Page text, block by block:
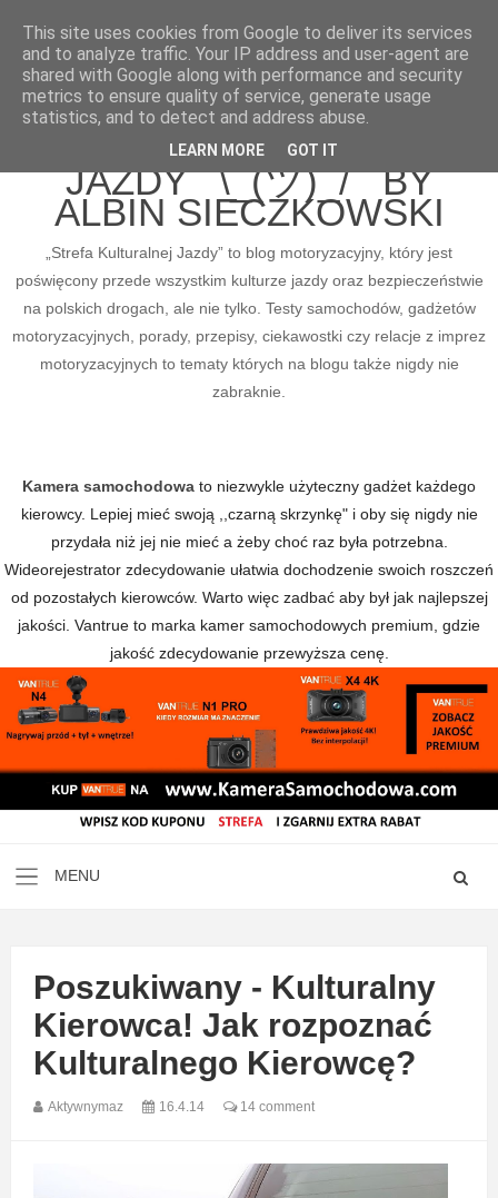
BLOG MOTORYZACYJNY
STREFA KULTURALNEJ
JAZDY ¯\_(ツ)_/¯ BY
ALBIN SIECZKOWSKI
„Strefa Kulturalnej Jazdy” to blog motoryzacyjny, który jest
poświęcony przede wszystkim kulturze jazdy oraz bezpieczeństwie
na polskich drogach, ale nie tylko. Testy samochodów, gadżetów
motoryzacyjnych, porady, przepisy, ciekawostki czy relacje z imprez
motoryzacyjnych to tematy których na blogu także nigdy nie
zabraknie.
Kamera samochodowa to niezwykle użyteczny gadżet każdego
kierowcy. Lepiej mieć swoją ,,czarną skrzynkę" i oby się nigdy nie
przydała niż jej nie mieć a żeby choć raz była potrzebna.
Wideorejestrator zdecydowanie ułatwia dochodzenie swoich roszczeń
od pozostałych kierowców. Warto więc zadbać aby był jak najlepszej
jakości. Vantrue to marka kamer samochodowych premium, gdzie
jakość zdecydowanie przewyższa cenę.
Poszukiwany - Kulturalny
Kierowca! Jak rozpoznać
Kulturalnego Kierowcę?
Aktywnymaz 16.4.14 14 comment
This site uses cookies from Google to deliver its services
and to analyze traffic. Your IP address and user-agent are
shared with Google along with performance and security
metrics to ensure quality of service, generate usage
statistics, and to detect and address abuse.
LEARN MORE GOT IT